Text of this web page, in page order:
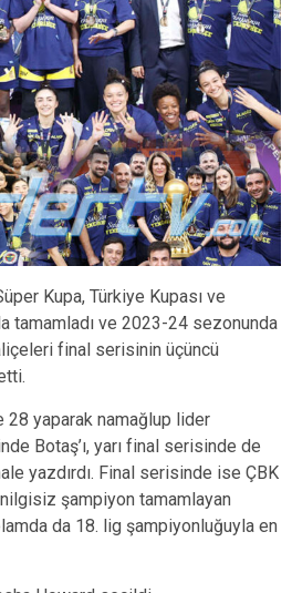
Kupa, Türkiye Kupası ve
tamamladı ve 2023-24 sezonunda
final serisinin üçüncü
28 yaparak namağlup lider
Botaş’ı, yarı final serisinde de
yazdırdı. Final serisinde ise ÇBK
şampiyon tamamlayan
da 18. lig şampiyonluğuyla en